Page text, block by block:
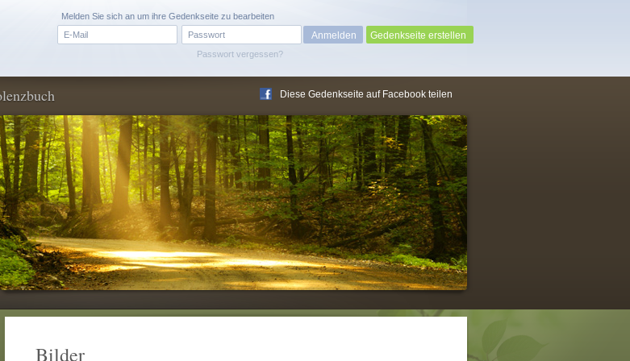
Passwort vergessen?
Melden Sie sich an um ihre Gedenkseite zu bearbeiten
Gedenkseite erstellen
Diese Gedenkseite auf Facebook teilen
Bilder